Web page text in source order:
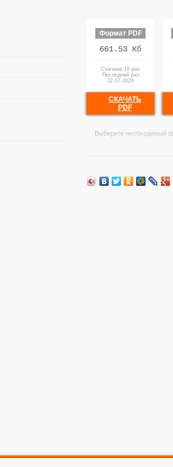
Формат PDF
661.53 Кб
Скачана 16 раз
Последний раз
22.07.2026
СКАЧАТЬ
PDF
Выберите необходимый